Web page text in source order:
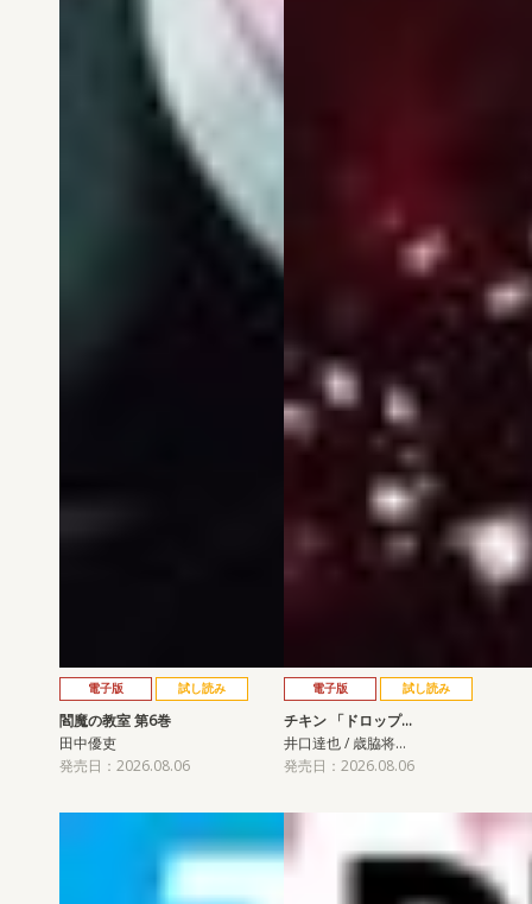
電子版 試し読み
閻魔の教室 第6巻
田中優吏
発売日：2026.08.06
電子版 試し読み
チキン 「ドロップ…
井口達也 / 歳脇将…
発売日：2026.08.06